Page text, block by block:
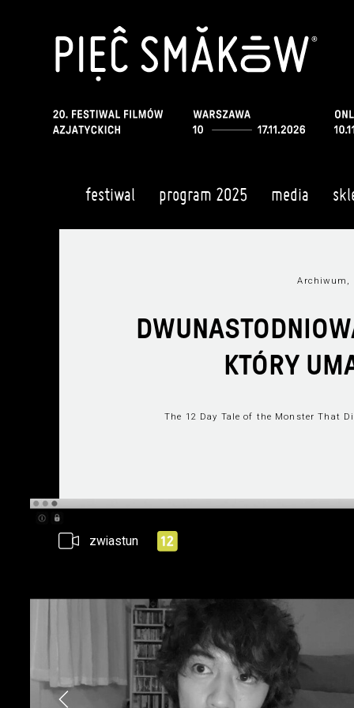
festiwal program 2025 media
Archiwum,
KTÓRY
The 12 Day Tale of the Monster That
zwiastun